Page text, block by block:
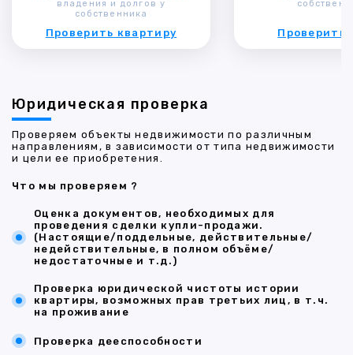
владения и долгов у
собственника
Проверить квартиру Проверить
Юридическая проверка
Проверяем объекты недвижимости по различным
направлениям, в зависимости от типа недвижимости
и цели ее приобретения.
Что мы проверяем ?
Оценка документов, необходимых для
проведения сделки купли-продажи.
(Настоящие/поддельные, действительные/
недействительные, в полном объёме/
недостаточные и т.д.)
Проверка юридической чистоты истории
квартиры, возможных прав третьих лиц, в т.ч.
на проживание
Проверка дееспособности